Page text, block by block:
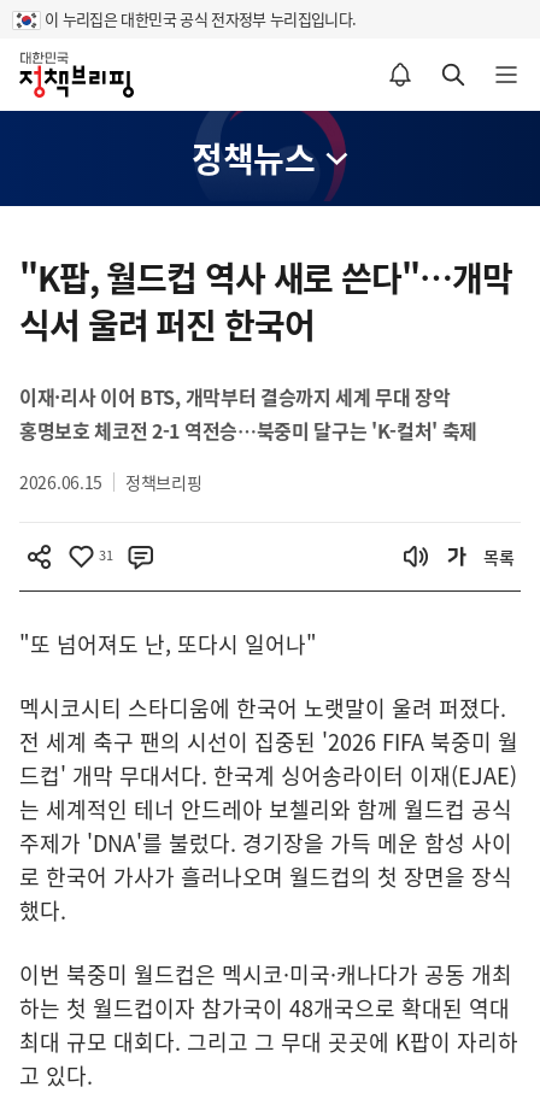
이 누리집은 대한민국 공식 전자정부 누리집입니다.
홈
알림설정 바로가기 검색 바로가기 메뉴 열기
정책뉴스
텐
영
"K팝, 월드컵 역사 새로 쓴다"…개막
식서 울려 퍼진 한국어
이재·리사 이어 BTS, 개막부터 결승까지 세계 무대 장악
홍명보호 체코전 2-1 역전승…북중미 달구는 'K-컬처' 축제
2026.06.15 정책브리핑
31 목록
"또 넘어져도 난, 또다시 일어나"
멕시코시티 스타디움에 한국어 노랫말이 울려 퍼졌다.
전 세계 축구 팬의 시선이 집중된 '2026 FIFA 북중미 월
드컵' 개막 무대서다. 한국계 싱어송라이터 이재(EJAE)
는 세계적인 테너 안드레아 보첼리와 함께 월드컵 공식
주제가 'DNA'를 불렀다. 경기장을 가득 메운 함성 사이
로 한국어 가사가 흘러나오며 월드컵의 첫 장면을 장식
했다.
이번 북중미 월드컵은 멕시코·미국·캐나다가 공동 개최
하는 첫 월드컵이자 참가국이 48개국으로 확대된 역대
최대 규모 대회다. 그리고 그 무대 곳곳에 K팝이 자리하
고 있다.